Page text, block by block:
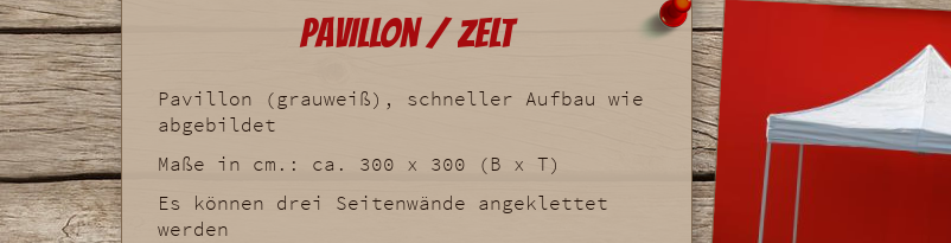
Pavillon / Zelt
Pavillon (grauweiß), schneller Aufbau wie
abgebildet
Maße in cm.: ca. 300 x 300 (B x T)
Es können drei Seitenwände angeklettet
werden